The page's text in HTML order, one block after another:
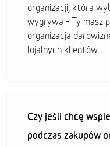
organizacji, którą
wygrywa - Ty masz
organizacja
lojalnych klientów
Czy jeśli chcę
podczas zakupów